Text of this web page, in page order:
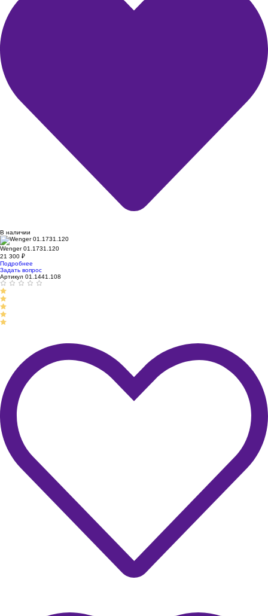
В наличии
Wenger 01.1731.120
21 300 ₽
Подробнее
Задать вопрос
Артикул 01.1441.108